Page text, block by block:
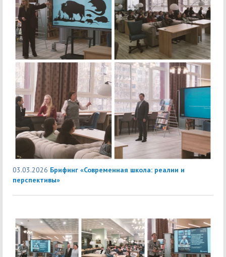
03.03.2026 Брифинг «Современная школа: реалии и
перспективы»